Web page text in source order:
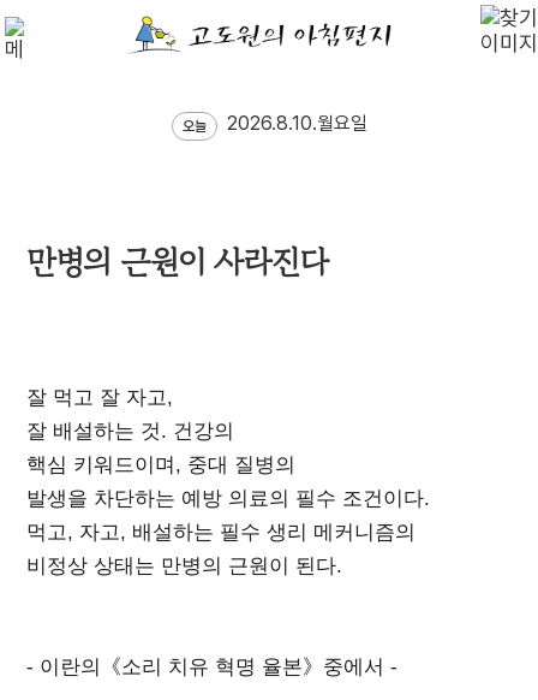
오늘 2026.8.10.월요일
만병의 근원이 사라진다
잘 먹고 잘 자고,
잘 배설하는 것. 건강의
핵심 키워드이며, 중대 질병의
발생을 차단하는 예방 의료의 필수 조건이다.
먹고, 자고, 배설하는 필수 생리 메커니즘의
비정상 상태는 만병의 근원이 된다.
- 이란의《소리 치유 혁명 율본》중에서 -